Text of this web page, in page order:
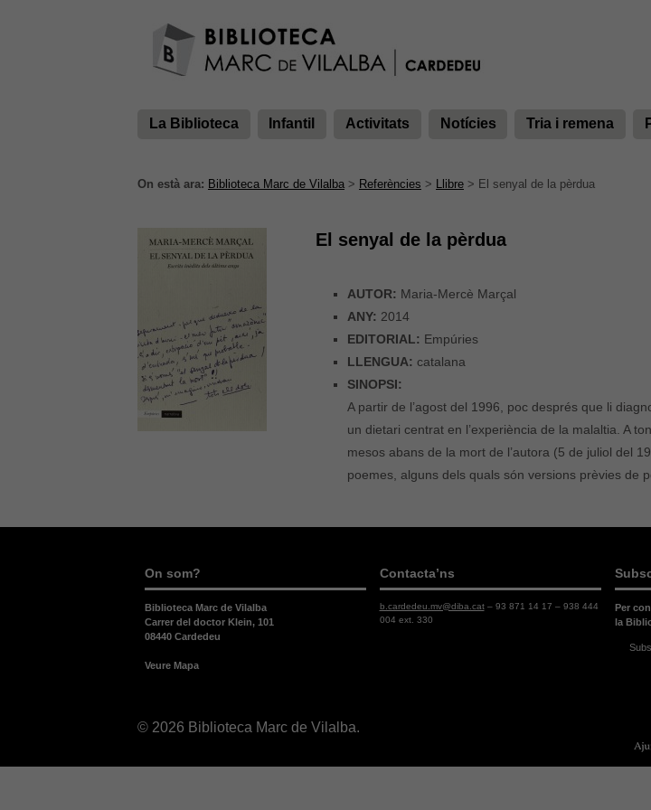
La Biblioteca Infantil Activitats Notícies Tria i remena
On està ara: Biblioteca Marc de Vilalba > Referències > Llibre > El senyal de la pèrdua
El senyal de la pèrdua
AUTOR: Maria-Mercè Marçal
ANY: 2014
EDITORIAL: Empúries
LLENGUA: catalana
SINOPSI:
A partir de l’agost del 1996, poc després que li
un dietari centrat en l’experiència de la malaltia. A
mesos abans de la mort de l’autora (5 de juliol del
poemes, alguns dels quals són versions prèvies de
On som?
Biblioteca Marc de Vilalba
Carrer del doctor Klein, 101
08440 Cardedeu
Veure Mapa
Contacta’ns
b.cardedeu.mv@diba.cat– 93 871 14 17 – 938 444
004 ext. 330
Per
la
© 2026 Biblioteca Marc de Vilalba.